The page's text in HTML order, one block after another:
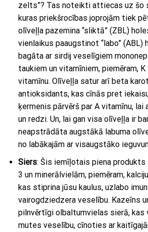
zelts”? Tas noteikti attiecas uz šo
kuras priekšrocības joprojām tiek
olīveļļa pazemina “sliktā” (ZBL)
vienlaikus paaugstinot “labo” (ABL)
bagāta ar sirdij veselīgiem
taukiem un vitamīniem, piemēram, K
vitamīnu. Olīveļļa satur arī beta
antioksidants, kas cīnās pret
ķermenis pārvērš par A vitamīnu,
un redzi. Un, lai gan visa olīveļļa ir
neapstrādāta augstākā labuma
no labākajām ar visaugstāko
Siers: Šis iemīļotais piena produkts
3 un minerālvielām, piemēram,
kas stiprina jūsu kaulus, uzlabo
vairogdziedzera veselību. Kazeīns
pilnvērtīgi olbaltumvielas sierā, kas
mutes veselību, cīnoties ar